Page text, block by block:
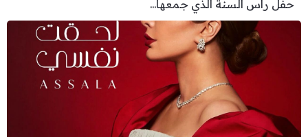
حفل رأس السنة الذي جمعها...